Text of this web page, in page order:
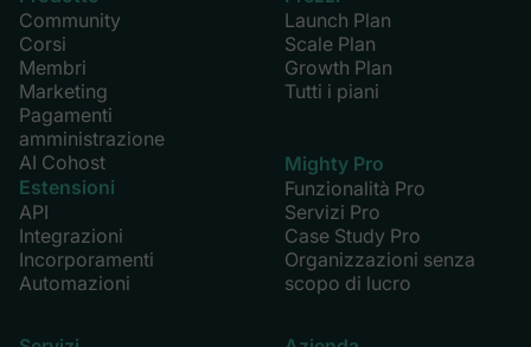
Community
Corsi
Membri
Marketing
Pagamenti
amministrazione
AI Cohost
Estensioni
API
Integrazioni
Incorporamenti
Automazioni
Launch Plan
Scale Plan
Growth Plan
Tutti i piani
Mighty Pro
Funzionalità Pro
Servizi Pro
Case Study Pro
Organizzazioni senza
scopo di lucro